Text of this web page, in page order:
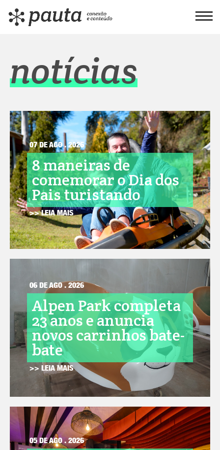
notícias
07 DE AGO . 2026
8 maneiras de
comemorar o Dia dos
Pais turistando
>> LEIA MAIS
06 DE AGO . 2026
Alpen Park completa
23 anos e anuncia
novos carrinhos bate-
bate
>> LEIA MAIS
05 DE AGO . 2026